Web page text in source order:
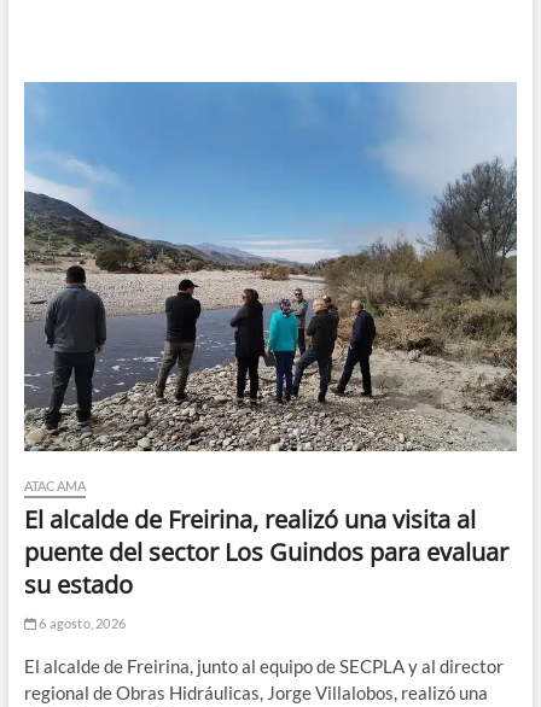
ATACAMA
El alcalde de Freirina, realizó una visita al
puente del sector Los Guindos para evaluar
su estado
6 agosto, 2026
El alcalde de Freirina, junto al equipo de SECPLA y al director
regional de Obras Hidráulicas, Jorge Villalobos, realizó una